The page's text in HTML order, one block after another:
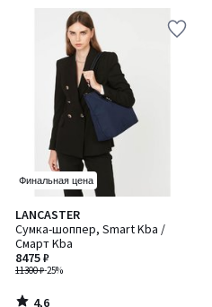
Финальная цена
LANCASTER
Сумка-шоппер, Smart Kba /
Смарт Kba
11300 ₽-25%
8475 ₽
4,6
/ 5
4,6